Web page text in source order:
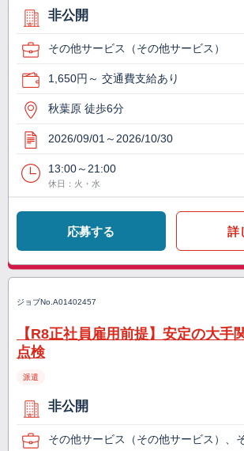
非公開
その他サービス（その他サービス）
1,650円～ 交通費支給あり
秋葉原 徒歩6分
2026/09/01～2026/10/30
13:00～21:00
休日：火・水
応募する 詳
ジョブNo. A01402457
【R8正社員雇用前提】安定の大手
点検
派遣
非公開
その他サービス（その他サービス）、